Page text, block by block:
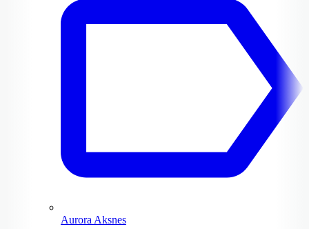
Aurora Aksnes